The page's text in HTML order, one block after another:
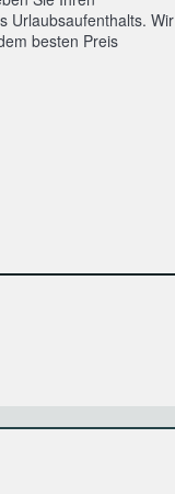
Urlaubsaufenthalts. Wir
besten Preis